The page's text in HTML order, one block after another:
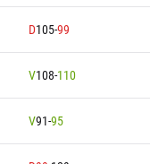
D105-99
V108-110
V91-95